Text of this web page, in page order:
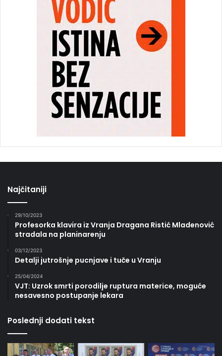
Najčitaniji
29/10/2023
Profesorka klavira iz Vranja Dragana Ristić Mladenović
stradala na planinarenju
03/12/2023
Detalji jutrošnje pucnjave i tuče u Vranju
25/04/2024
VJT: Uzrok smrti porodilje ruptura materice, moguće
nesavesno postupanje lekara
Poslednji dodati tekst